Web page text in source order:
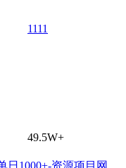
1111
49.5W+